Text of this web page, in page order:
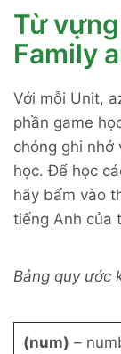
Từ
Family
Với mỗi Unit,
phần game
chóng ghi
học. Để học
hãy bấm vào
tiếng Anh của
Bảng quy ước
(num) –